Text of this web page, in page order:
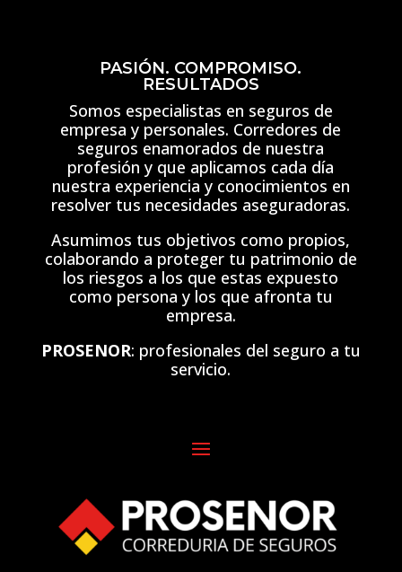
PASIÓN. COMPROMISO.
RESULTADOS
Somos especialistas en seguros de
empresa y personales. Corredores de
seguros enamorados de nuestra
profesión y que aplicamos cada día
nuestra experiencia y conocimientos en
resolver tus necesidades aseguradoras.
Asumimos tus objetivos como propios,
colaborando a proteger tu patrimonio de
los riesgos a los que estas expuesto
como persona y los que afronta tu
empresa.
PROSENOR: profesionales del seguro a tu
servicio.